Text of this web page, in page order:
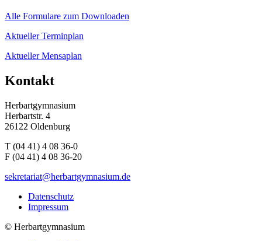
Alle Formulare zum Downloaden
Aktueller Terminplan
Aktueller Mensaplan
Kontakt
Herbartgymnasium
Herbartstr. 4
26122 Oldenburg
T (04 41) 4 08 36-0
F (04 41) 4 08 36-20
sekretariat@herbartgymnasium.de
Datenschutz
Impressum
© Herbartgymnasium